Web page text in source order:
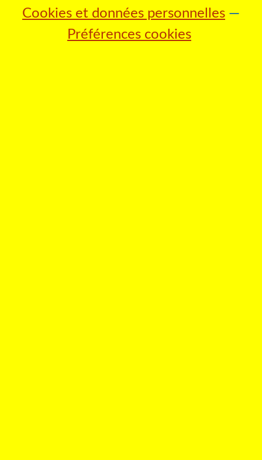
Cookies et données personnelles
Préférences cookies